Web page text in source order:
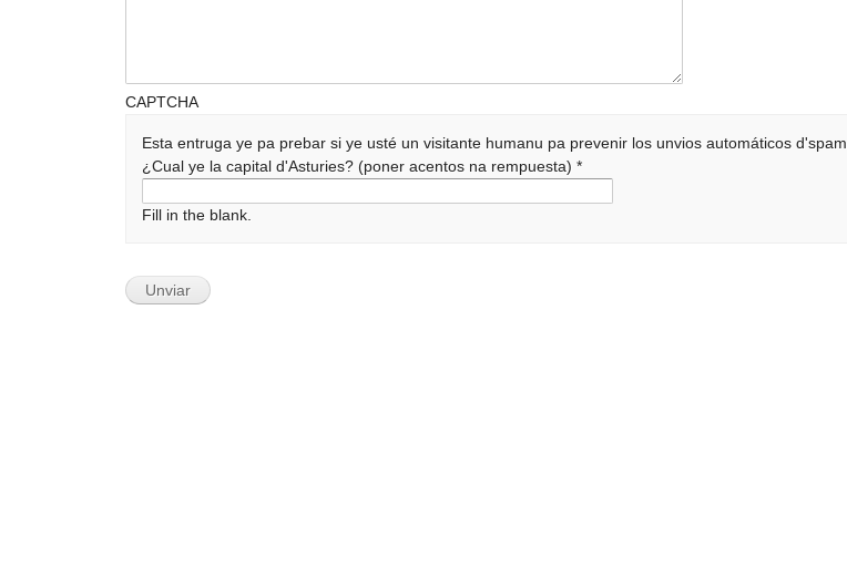
CAPTCHA
Esta entruga ye pa prebar si ye usté un visitante humanu pa prevenir los unvios automáticos d'spam.
¿Cual ye la capital d'Asturies? (poner acentos na rempuesta)*
Fill in the blank.